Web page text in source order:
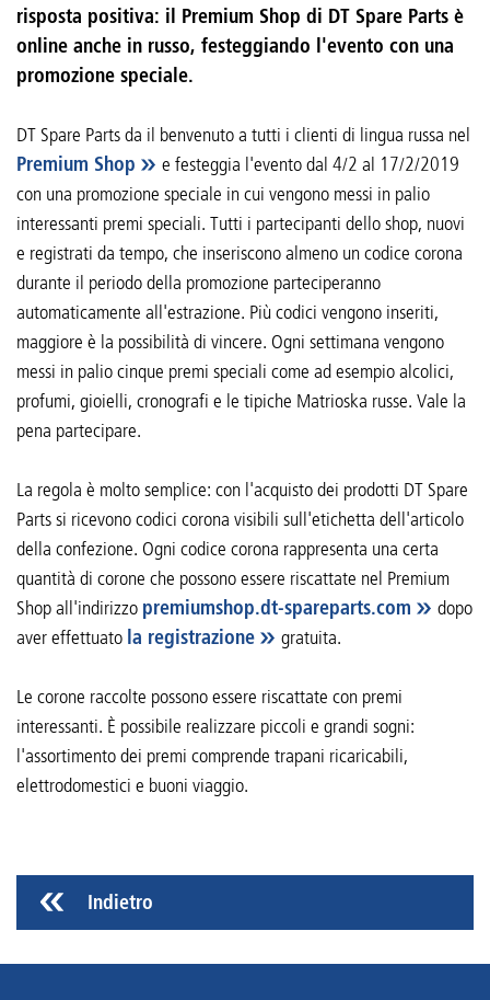
risposta positiva: il Premium Shop di DT Spare Parts è
online anche in russo, festeggiando l'evento con una
promozione speciale.
DT Spare Parts da il benvenuto a tutti i clienti di lingua russa nel
Premium Shop
e festeggia l'evento dal 4/2 al 17/2/2019
con una promozione speciale in cui vengono messi in palio
interessanti premi speciali. Tutti i partecipanti dello shop, nuovi
e registrati da tempo, che inseriscono almeno un codice corona
durante il periodo della promozione parteciperanno
automaticamente all'estrazione. Più codici vengono inseriti,
maggiore è la possibilità di vincere. Ogni settimana vengono
messi in palio cinque premi speciali come ad esempio alcolici,
profumi, gioielli, cronografi e le tipiche Matrioska russe. Vale la
pena partecipare.
La regola è molto semplice: con l'acquisto dei prodotti DT Spare
Parts si ricevono codici corona visibili sull'etichetta dell'articolo
della confezione. Ogni codice corona rappresenta una certa
quantità di corone che possono essere riscattate nel Premium
Shop all'indirizzo premiumshop.dt-spareparts.com
dopo
aver effettuato la registrazione gratuita.
Le corone raccolte possono essere riscattate con premi
interessanti. È possibile realizzare piccoli e grandi sogni:
l'assortimento dei premi comprende trapani ricaricabili,
elettrodomestici e buoni viaggio.
Indietro